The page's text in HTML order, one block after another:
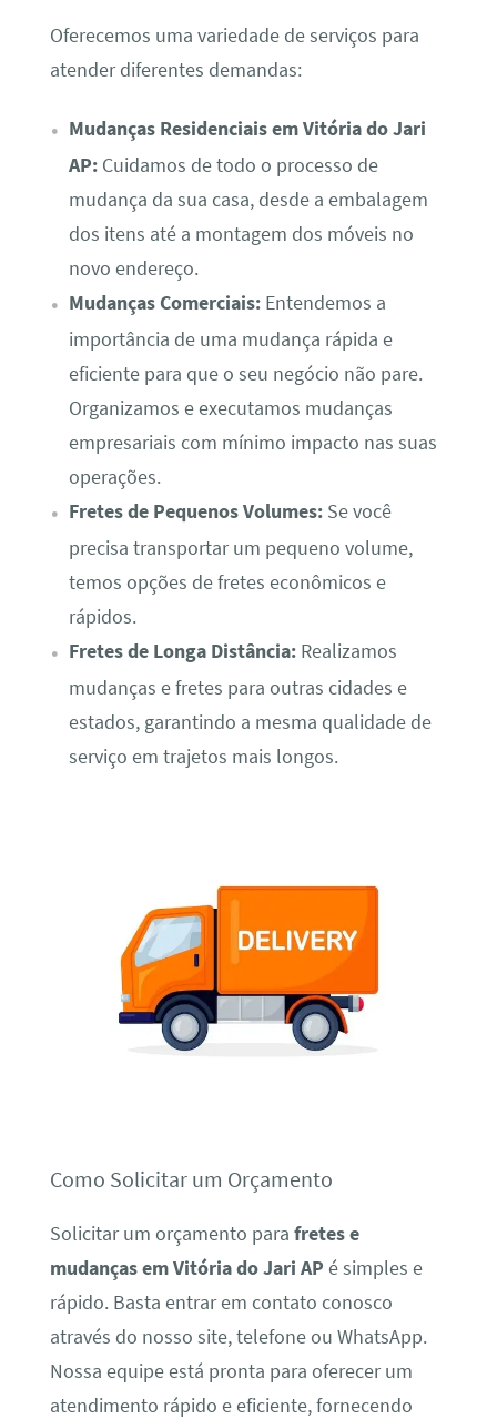
Oferecemos uma variedade de serviços para
atender diferentes demandas:
Mudanças Residenciais em Vitória do Jari
AP:Cuidamos de todo o processo de
mudança da sua casa, desde a embalagem
dos itens até a montagem dos móveis no
novo endereço.
Mudanças Comerciais:Entendemos a
importância de uma mudança rápida e
eficiente para que o seu negócio não pare.
Organizamos e executamos mudanças
empresariais com mínimo impacto nas suas
operações.
Fretes de Pequenos Volumes:Se você
precisa transportar um pequeno volume,
temos opções de fretes econômicos e
rápidos.
Fretes de Longa Distância:Realizamos
mudanças e fretes para outras cidades e
estados, garantindo a mesma qualidade de
serviço em trajetos mais longos.
Como Solicitar um Orçamento
Solicitar um orçamento para fretes e
mudanças em Vitória do Jari AP é simples e
rápido. Basta entrar em contato conosco
através do nosso site, telefone ou WhatsApp.
Nossa equipe está pronta para oferecer um
atendimento rápido e eficiente, fornecendo